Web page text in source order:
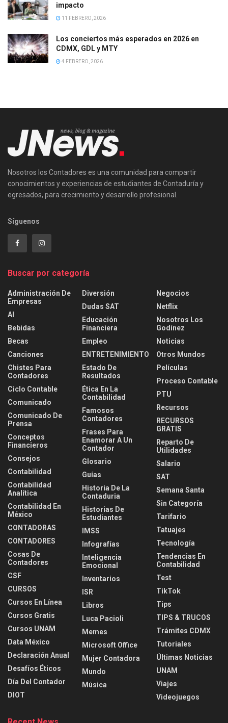
impacto
11 FEBRERO, 2026
Los conciertos más esperados en 2026 en
CDMX, GDL y MTY
4 FEBRERO, 2026
Nosotros los Contadores es una comunidad para compartir
conocimientos y experiencias de estudiantes de Contaduría y
egresados, para crecimiento y desarrollo profesional.
Síguenos
Buscar por categoría
Administración De
Empresas
AI
Bebidas
Becas
Canciones
Chistes Para
Contadores
Ciclo Contable
Comunicado
Comunicado De
Prensa
Conceptos
Financieros
Consejos
Contabilidad
Contabilidad
Analítica
Contabilidad En
México
CONTADORAS
CONTADORES
Cosas De
Contadores
CSF
CURSOS
Cursos En Línea
Cursos Gratis
Cursos UNAM
Data México
Declaración Anual
Desafíos Éticos
Día Del Contador
DIOT
Diversión
Dudas SAT
Educación
Financiera
Empleo
ENTRETENIMIENTO
Estado De
Resultados
Ética En La
Contabilidad
Famosos
Contadores
Frases Para
Enamorar A Un
Contador
Glosario
Guías
Historia De La
Contaduria
Historias De
Estudiantes
IMSS
Infografías
Inteligencia
Emocional
Inventarios
ISR
Libros
Luca Pacioli
Memes
Microsoft Office
Mujer Contadora
Mundo
Música
Negocios
Netflix
Nosotros Los
Godínez
Noticias
Otros Mundos
Películas
Proceso Contable
PTU
Recursos
RECURSOS
GRATIS
Reparto De
Utilidades
Salario
SAT
Semana Santa
Sin Categoría
Tarifario
Tatuajes
Tecnología
Tendencias En
Contabilidad
Test
TikTok
Tips
TIPS & TRUCOS
Trámites CDMX
Tutoriales
Últimas Noticias
UNAM
Viajes
Videojuegos